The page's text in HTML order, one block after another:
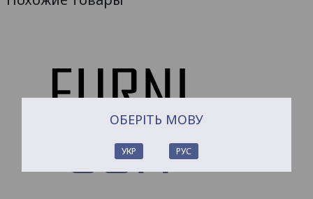
ОБЕРІТЬ МОВУ
УКР РУС